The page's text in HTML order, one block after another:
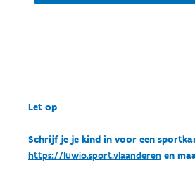
Let op
Schrijf je je kind in voor een
https://luwio.sport.vlaanderenen